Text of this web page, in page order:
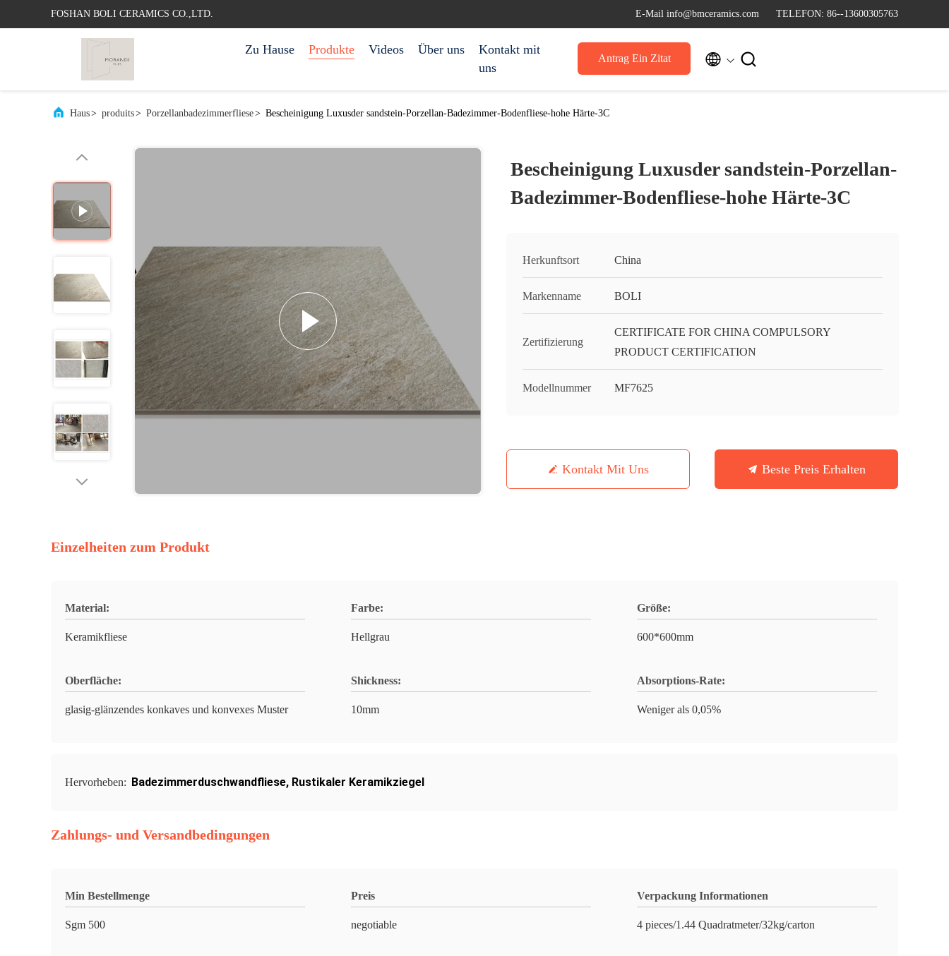
FOSHAN BOLI CERAMICS CO.,LTD. E-Mail info@bmceramics.com TELEFON: 86--13600305763
Zu Hause Produkte Videos Über uns
Kontakt mit
uns
Antrag Ein Zitat  
Haus> produits> Porzellanbadezimmerfliese> Bescheinigung Luxusder sandstein-Porzellan-Badezimmer-Bodenfliese-hohe Härte-3C
Bescheinigung Luxusder sandstein-Porzellan-
Badezimmer-Bodenfliese-hohe Härte-3C
Herkunftsort China
Markenname BOLI
Zertifizierung
CERTIFICATE FOR CHINA COMPULSORY
PRODUCT CERTIFICATION
Modellnummer MF7625
Kontakt Mit Uns Beste Preis Erhalten
Einzelheiten zum Produkt
Material:
Keramikfliese
Farbe:
Hellgrau
Größe:
600*600mm
Oberfläche:
glasig-glänzendes konkaves und konvexes Muster
Shickness:
10mm
Absorptions-Rate:
Weniger als 0,05%
Hervorheben: Badezimmerduschwandfliese, Rustikaler Keramikziegel
Zahlungs- und Versandbedingungen
Min Bestellmenge
Sgm 500
Preis
negotiable
Verpackung Informationen
4 pieces/1.44 Quadratmeter/32kg/carton